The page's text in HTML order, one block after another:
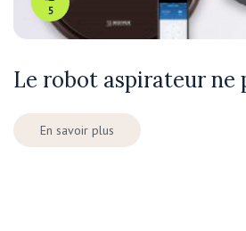
5
Le robot aspirateur ne
En savoir plus